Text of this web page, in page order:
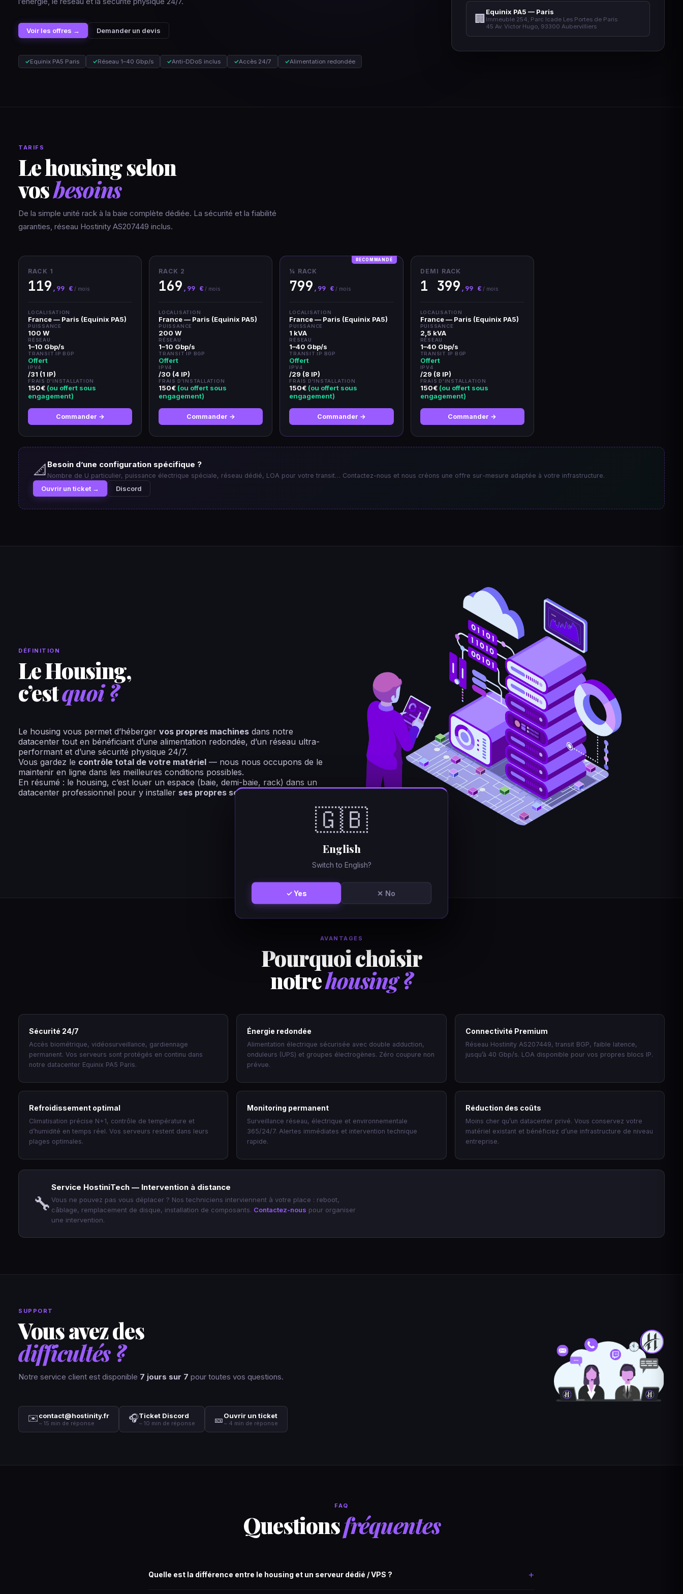
Voir les offres → Demander un devis
✓Equinix PA5 Paris ✓Réseau 1–40 Gbp/s ✓Anti-DDoS inclus ✓Accès 24/7 ✓Alimentation redondée
🏢
Equinix PA5 — Paris
Immeuble 254, Parc Icade Les Portes de Paris
45 Av. Victor Hugo, 93300 Aubervilliers
TARIFS
Le housing selon
vosbesoins
De la simple unité rack à la baie complète dédiée. La sécurité et la fiabilité
garanties, réseau Hostinity AS207449 inclus.
RACK 1
119 ,99 € / mois
LOCALISATION
France — Paris (Equinix PA5)
PUISSANCE
100 W
RÉSEAU
1–10 Gbp/s
TRANSIT IP BGP
Offert
IPV4
/31 (1 IP)
FRAIS D'INSTALLATION
150€ (ou offert sous
engagement)
Commander →
RACK 2
169 ,99 € / mois
LOCALISATION
France — Paris (Equinix PA5)
PUISSANCE
200 W
RÉSEAU
1–10 Gbp/s
TRANSIT IP BGP
Offert
IPV4
/30 (4 IP)
FRAIS D'INSTALLATION
150€ (ou offert sous
engagement)
Commander →
¼ RACK
799 ,99 € / mois
LOCALISATION
France — Paris (Equinix PA5)
PUISSANCE
1 kVA
RÉSEAU
1–40 Gbp/s
TRANSIT IP BGP
Offert
IPV4
/29 (8 IP)
FRAIS D'INSTALLATION
150€ (ou offert sous
engagement)
Commander →
DEMI RACK
1 399 ,99 €/ mois
LOCALISATION
France — Paris (Equinix PA5)
PUISSANCE
2,5 kVA
RÉSEAU
1–40 Gbp/s
TRANSIT IP BGP
Offert
IPV4
/29 (8 IP)
FRAIS D'INSTALLATION
150€(ou offert sous
engagement)
Commander →
📐 Besoin d’une configuration spécifique ?
Nombre de U particulier, puissance électrique spéciale, réseau dédié, LOA pour votre transit… Contactez-nous et nous créons une offre sur-mesure adaptée à votre infrastructure.
Ouvrir un ticket → Discord
DÉFINITION
Le Housing,
c’estquoi ?
Le housing vous permet d’héberger vos propres machines dans notre
datacenter tout en bénéficiant d’une alimentation redondée, d’un réseau ultra-
performant et d’une sécurité physique 24/7.
Vous gardez le contrôle total de votre matériel — nous nous occupons de le
maintenir en ligne dans les meilleures conditions possibles.
En résumé : le housing, c’est louer un espace (baie, demi-baie, rack) dans un
datacenter professionnel pour y installer ses propres serveurs.
AVANTAGES
Pourquoi choisir
notrehousing ?
Sécurité 24/7
Accès biométrique, vidéosurveillance, gardiennage
permanent. Vos serveurs sont protégés en continu dans
notre datacenter Equinix PA5 Paris.
Énergie redondée
Alimentation électrique sécurisée avec double adduction,
onduleurs (UPS) et groupes électrogènes. Zéro coupure non
prévue.
Connectivité Premium
Réseau Hostinity AS207449, transit BGP, faible latence,
jusqu’à 40 Gbp/s. LOA disponible pour vos propres blocs IP.
Refroidissement optimal
Climatisation précise N+1, contrôle de température et
d’humidité en temps réel. Vos serveurs restent dans leurs
plages optimales.
Monitoring permanent
Surveillance réseau, électrique et environnementale
365/24/7. Alertes immédiates et intervention technique
rapide.
Réduction des coûts
Moins cher qu’un datacenter privé. Vous conservez votre
matériel existant et bénéficiez d’une infrastructure de niveau
entreprise.
🔧
Service HostiniTech — Intervention à distance
Vous ne pouvez pas vous déplacer ? Nos techniciens interviennent à votre place : reboot,
câblage, remplacement de disque, installation de composants. Contactez-nous pour organiser
une intervention.
SUPPORT
Vous avez des
difficultés ?
Notre service client est disponible 7 jours sur 7 pour toutes vos questions.
✉️contact@hostinity.fr
~ 15 min de réponse 🎧Ticket Discord
~ 10 min de réponse 🎫Ouvrir un ticket
~ 4 min de réponse
FAQ
Questionsfréquentes
Quelle est la différence entre le housing et un serveur dédié / VPS ?
🇬🇧
English
Switch to English?
✓ Yes ✕ No